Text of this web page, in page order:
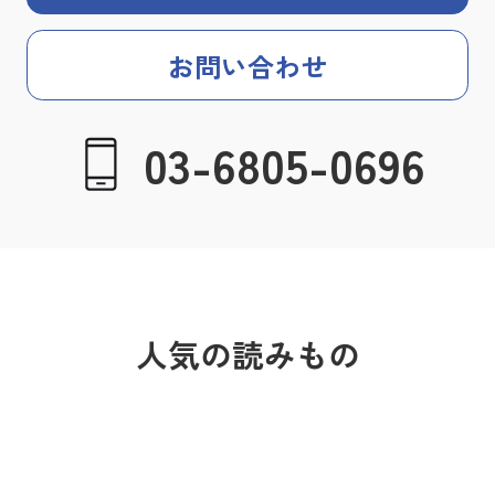
お問い合わせ
03-6805-0696
人気の読みもの